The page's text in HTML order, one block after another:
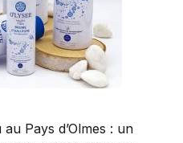
Pays d’Olmes : un